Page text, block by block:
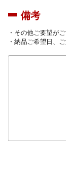
備考
・その他ご要望が
・納品ご希望日、